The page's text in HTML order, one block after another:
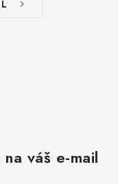
váš e-mail